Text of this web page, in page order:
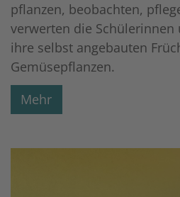
pflanzen, beobachten,
verwerten die
ihre selbst angebauten
Gemüsepflanzen.
Mehr